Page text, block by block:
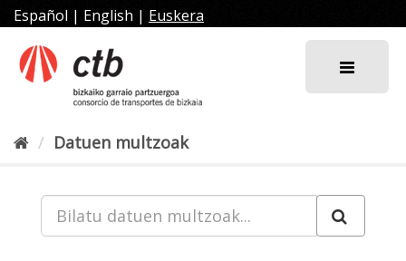
Joan
edukira
Español | English | Euskera
Datuen multzoak